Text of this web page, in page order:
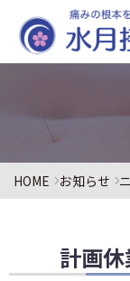
HOME お知らせ
計画